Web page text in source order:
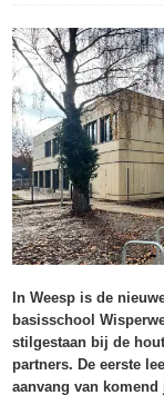
In Weesp is de
basisschool
stilgestaan bij de
partners. De eerste
aanvang van komend